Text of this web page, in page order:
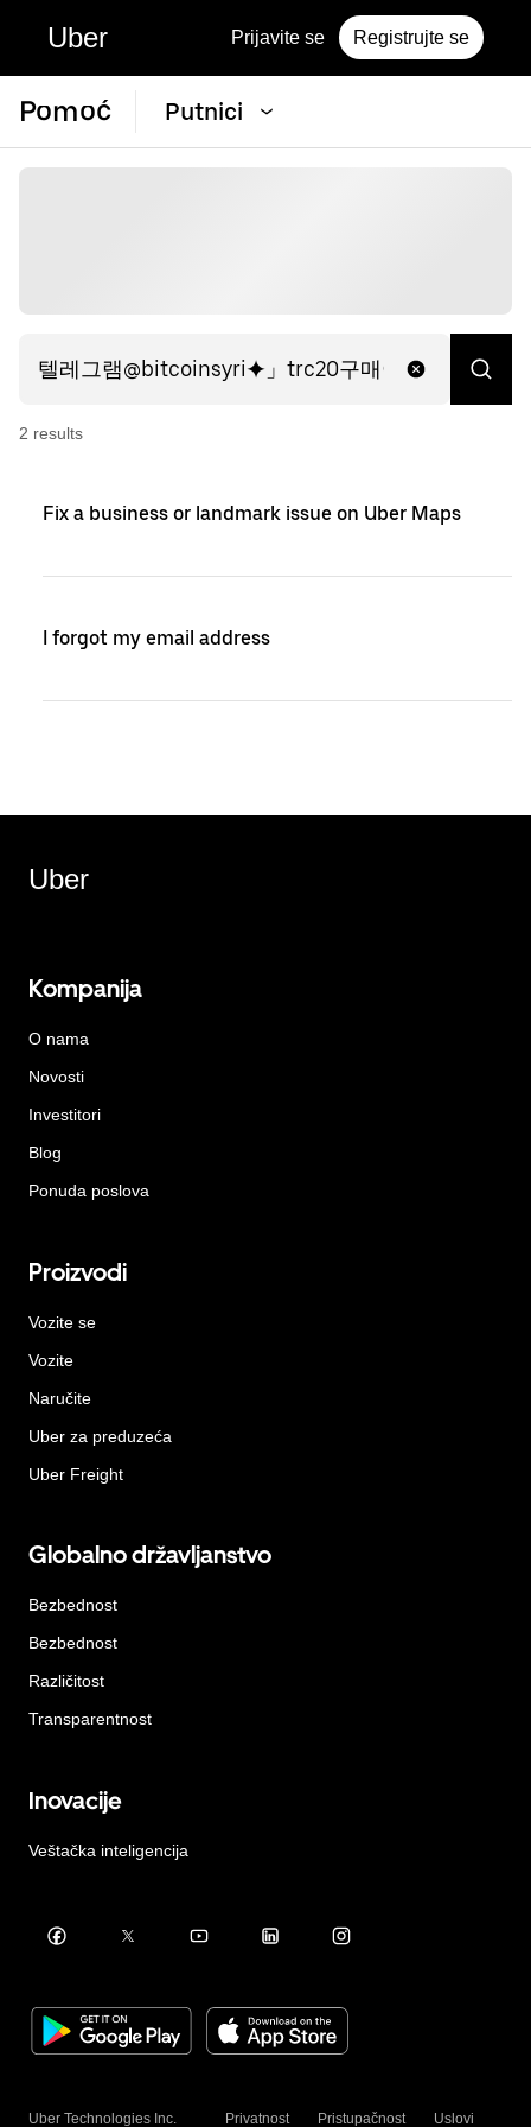
Uber Prijavite se Registrujte se
Pomoć Putnici
2 results
Fix a business or landmark issue on Uber Maps
I forgot my email address
Uber
Kompanija
O nama
Novosti
Investitori
Blog
Ponuda poslova
Proizvodi
Vozite se
Vozite
Naručite
Uber za preduzeća
Uber Freight
Globalno državljanstvo
Bezbednost
Bezbednost
Različitost
Transparentnost
Inovacije
Veštačka inteligencija
Uber Technologies Inc. Privatnost Pristupačnost Uslovi